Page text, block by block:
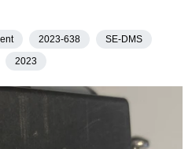
2023-638
SE-DMS
2023